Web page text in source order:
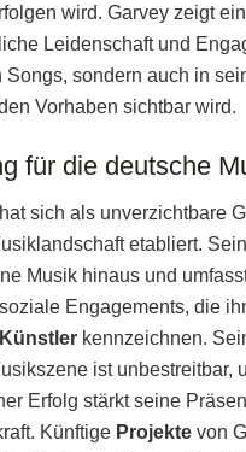
wird. Garvey zeigt
Leidenschaft und
Songs, sondern auch in
Vorhaben sichtbar wird.
für die deutsche
sich als unverzichtbare
etabliert. Sein
Musik hinaus und
Engagements, die
Künstler kennzeichnen.
ist unbestreitbar,
Erfolg stärkt seine
Künftige Projekte von